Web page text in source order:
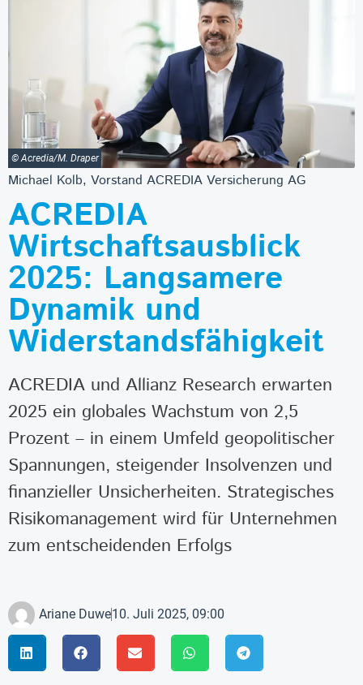
© Acredia/M. Draper
Michael Kolb, Vorstand ACREDIA Versicherung AG
ACREDIA
Wirtschaftsausblick
2025: Langsamere
Dynamik und
Widerstandsfähigkeit
ACREDIA und Allianz Research erwarten
2025 ein globales Wachstum von 2,5
Prozent – in einem Umfeld geopolitischer
Spannungen, steigender Insolvenzen und
finanzieller Unsicherheiten. Strategisches
Risikomanagement wird für Unternehmen
zum entscheidenden Erfolgs
Ariane Duwe10. Juli 2025, 09:00